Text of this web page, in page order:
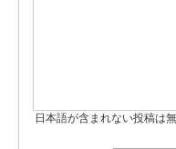
日本語が含まれない投稿は